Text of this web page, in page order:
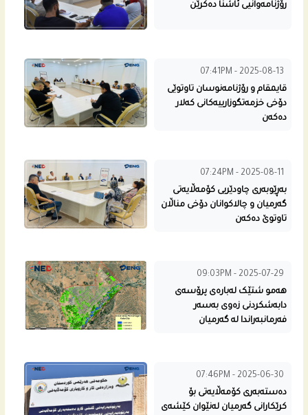
رۆژنامه‌وانیی ئاشنا ده‌كرێن
07:41PM - 2025-08-13
قايمقام و رۆژنامه‌نوسان تاوتوێی
دۆخی خزمه‌تگوزارییه‌كانى كه‌لار
ده‌كه‌ن
07:24PM - 2025-08-11
به‌ڕێوبه‌رى چاودێریی كۆمه‌ڵایه‌تى
گه‌رمیان و چالاكوانان دۆخی مناڵان
تاوتوێ ده‌كه‌ن
09:03PM - 2025-07-29
هه‌مو شتێک له‌باره‌ى پرۆسه‌ى
دابه‌شكردنى زه‌وی به‌سه‌ر
فه‌رمانبه‌راندا له‌ گه‌رمیان
07:46PM - 2025-06-30
دەستەبەری کۆمەڵایه‌تی بۆ
كرێكارانى گه‌رمیان لەنێوان كێشه‌ى